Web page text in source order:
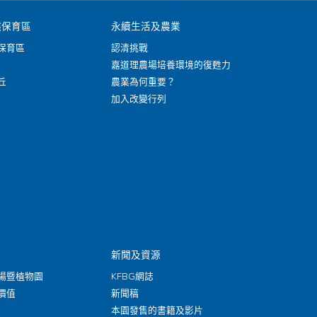
育區
育區
永續生活及農業
認清挑戰
嘉道理農場培養環境的復甦力
農業為何重要？
加入改變行列
暨植物園
值
新聞及資源
KFBG網誌
新聞稿
本園發售的書籍及影片